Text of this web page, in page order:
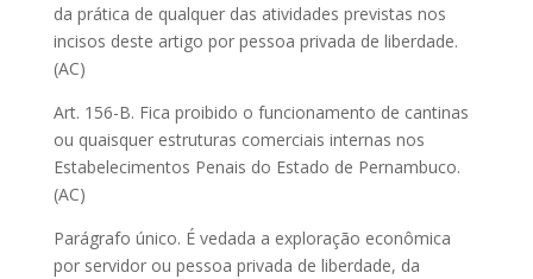
da prática de qualquer das atividades previstas nos
incisos deste artigo por pessoa privada de liberdade.
(AC)
Art. 156-B. Fica proibido o funcionamento de cantinas
ou quaisquer estruturas comerciais internas nos
Estabelecimentos Penais do Estado de Pernambuco.
(AC)
Parágrafo único. É vedada a exploração econômica
por servidor ou pessoa privada de liberdade, da